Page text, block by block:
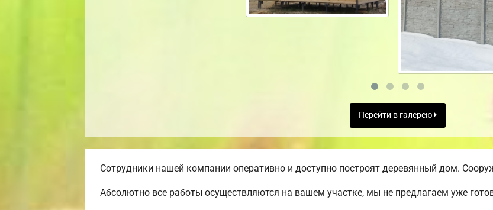
Перейти в галерею
Сотрудники нашей компании оперативно и доступно построят деревянный дом.
Абсолютно все работы осуществляются на вашем участке, мы не предлагаем уже